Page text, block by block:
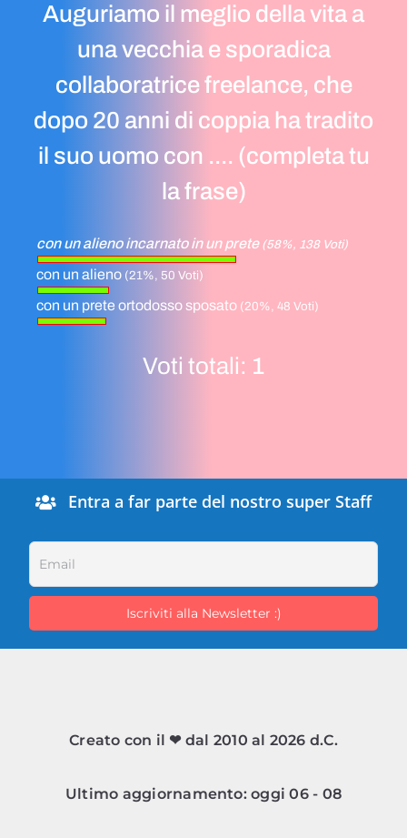
Auguriamo il meglio della vita a
una vecchia e sporadica
collaboratrice freelance, che
dopo 20 anni di coppia ha tradito
il suo uomo con .... (completa tu
la frase)
con un alieno incarnato in un prete (58%, 138 Voti)
con un alieno (21%, 50 Voti)
con un prete ortodosso sposato (20%, 48 Voti)
Voti totali: 1
Entra a far parte del nostro super Staff
Creato con il ❤ dal 2010 al 2026 d.C.
Ultimo aggiornamento: oggi 06 - 08